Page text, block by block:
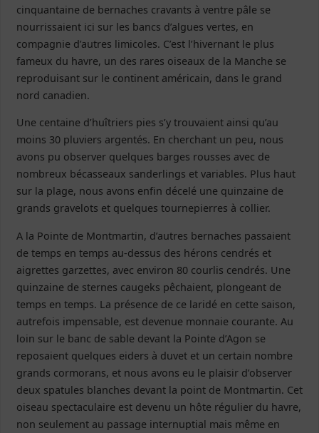
cinquantaine de bernaches cravants à ventre pâle se
nourrissaient ici sur les bancs d’algues vertes, en
compagnie d’autres limicoles. C’est l’hivernant le plus
fameux du havre, un des rares oiseaux de la Manche se
reproduisant sur le continent américain, dans le grand
nord canadien.
Une centaine d’huîtriers pies s’y trouvaient ainsi qu’au
moins 30 pluviers argentés. En cherchant un peu, nous
avons pu observer quelques barges rousses avec de
nombreux bécasseaux sanderlings et variables. Plus haut
sur la plage, nous avons enfin décelé une quinzaine de
grands gravelots et quelques tournepierres à collier.
A la Pointe de Montmartin, d’autres bernaches passaient
de temps en temps au-dessus des hérons cendrés et
aigrettes garzettes, avec environ 80 courlis cendrés. Une
quinzaine de sternes caugeks pêchaient, plongeant de
temps en temps. La présence de ce laridé en cette saison,
autrefois impensable, est devenue monnaie courante. Au
loin sur le banc de sable devant la Pointe d’Agon se
reposaient quelques eiders à duvet et un certain nombre
grands cormorans, et nous avons eu le plaisir d’observer
deux spatules blanches devant la point de Montmartin. Cet
oiseau spectaculaire est devenu un hôte régulier du havre,
non seulement au passage internuptial mais même en